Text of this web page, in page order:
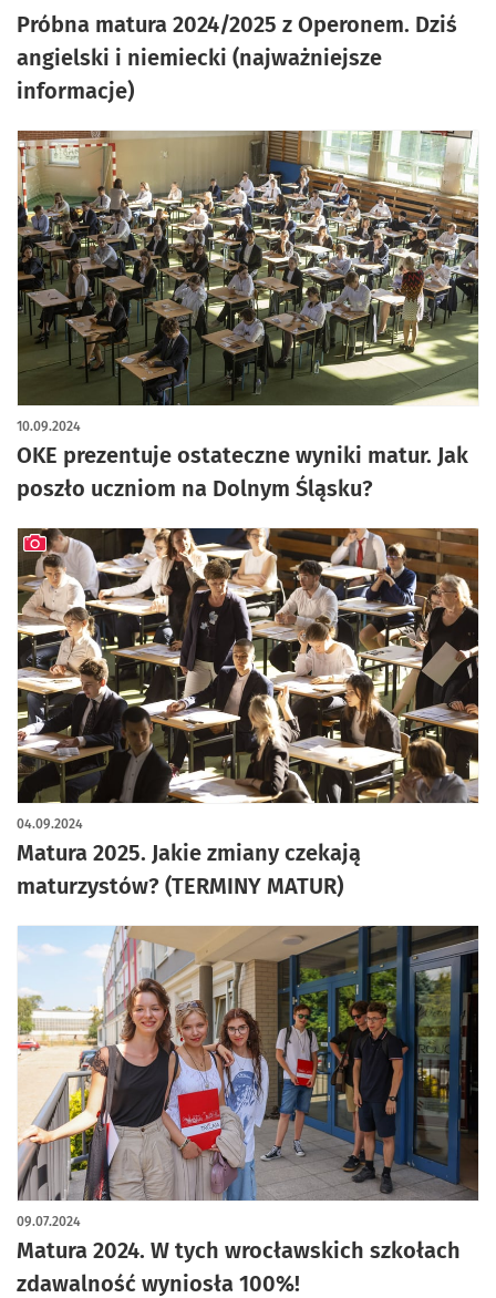
Próbna matura 2024/2025 z Operonem. Dziś
angielski i niemiecki (najważniejsze
informacje)
OKE prezentuje ostateczne wyniki matur. Jak
poszło uczniom na Dolnym Śląsku?
10.09.2024
Matura 2025. Jakie zmiany czekają
maturzystów? (TERMINY MATUR)
04.09.2024
artykuł z galerią zdjęć
Matura 2024. W tych wrocławskich szkołach
zdawalność wyniosła 100%!
09.07.2024